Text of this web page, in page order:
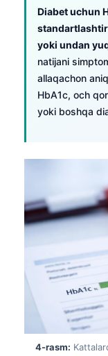
Diabet uchun
yoki undan
natijani
allaqachon
HbA1c, och
yoki boshqa
4-rasm: